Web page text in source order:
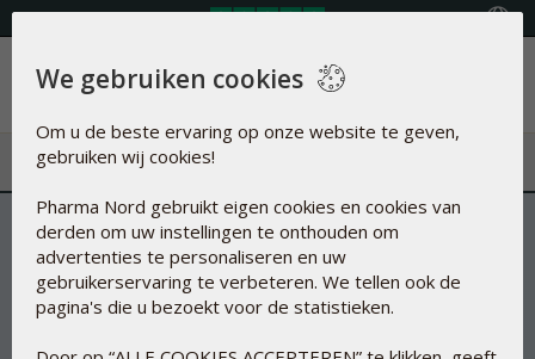
Menu
We gebruiken cookies
Om u de beste ervaring op onze website te geven,
gebruiken wij cookies!
Pharma Nord gebruikt eigen cookies en cookies van
derden om uw instellingen te onthouden om
advertenties te personaliseren en uw
gebruikerservaring te verbeteren. We tellen ook de
pagina's die u bezoekt voor de statistieken.